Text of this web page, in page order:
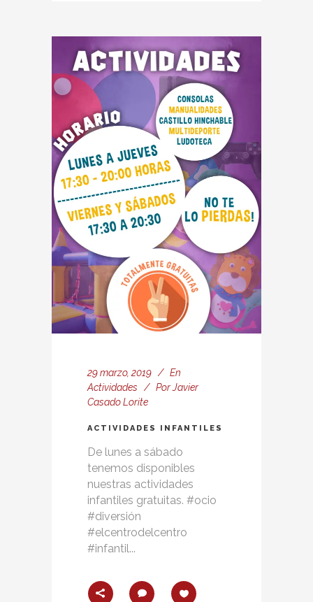
29 marzo, 2019
En
Actividades
PorJavier
Casado Lorite
ACTIVIDADES INFANTILES
De lunes a sábado
tenemos disponibles
nuestras actividades
infantiles gratuitas. #ocio
#diversión
#elcentrodelcentro
#infantil...